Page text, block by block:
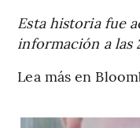
Esta historia fue
información a las
Lea más en